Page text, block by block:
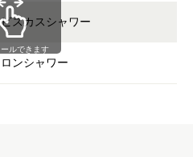
スカスシャワー
ンシャワー
ルできます